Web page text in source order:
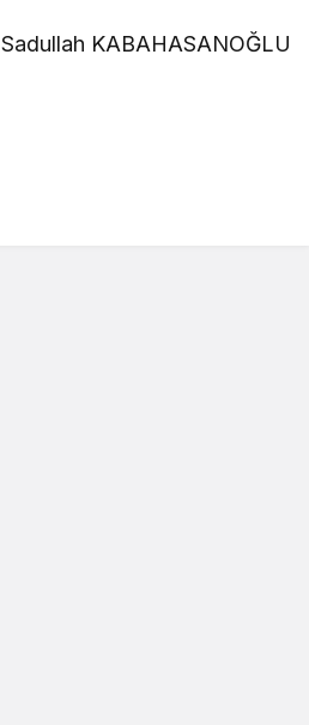
Sadullah KABAHASANOĞLU